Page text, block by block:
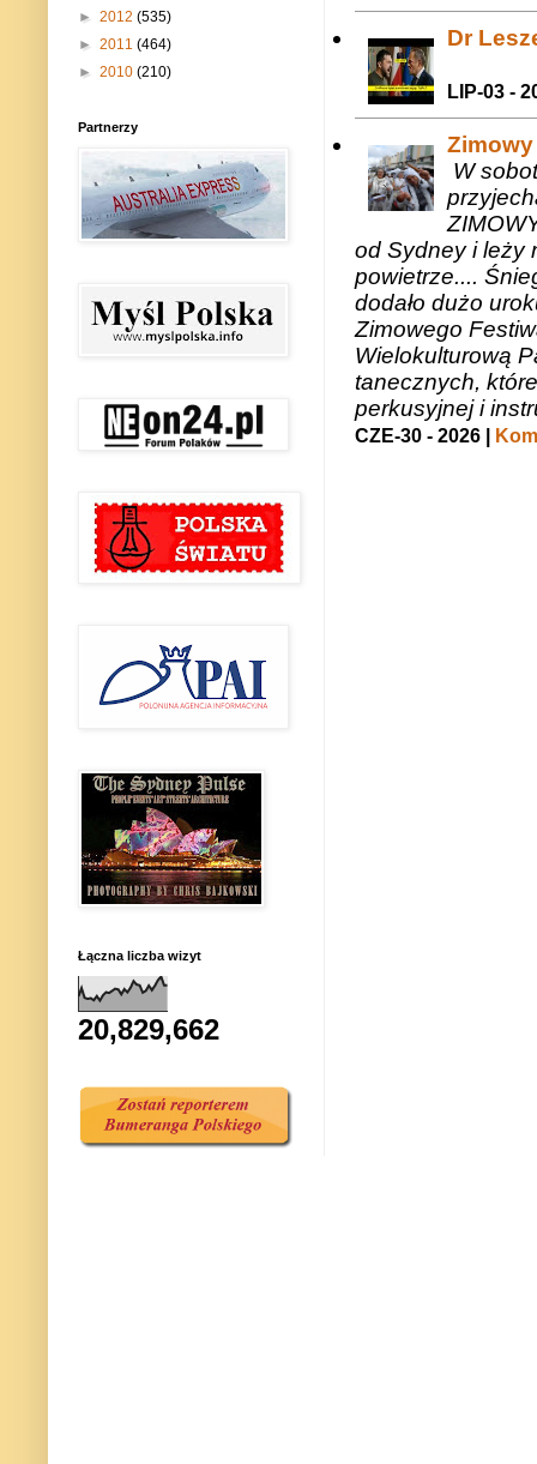
Dr
LIP-03 -
W
od Sydney i leży
powietrze....
dodało dużo
Zimowego
Wielokulturową
tanecznych,
perkusyjnej i
CZE-30 - 2026 |
► 2012 (535)
► 2011 (464)
► 2010 (210)
Partnerzy
Łączna liczba wizyt
20,829,662